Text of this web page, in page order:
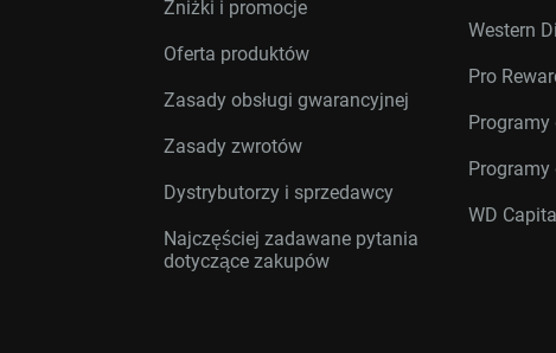
Zniżki i promocje
Oferta produktów
Zasady obsługi gwarancyjnej
Zasady zwrotów
Dystrybutorzy i sprzedawcy
Najczęściej zadawane pytania
dotyczące zakupów
Western
Pro
Programy
WD